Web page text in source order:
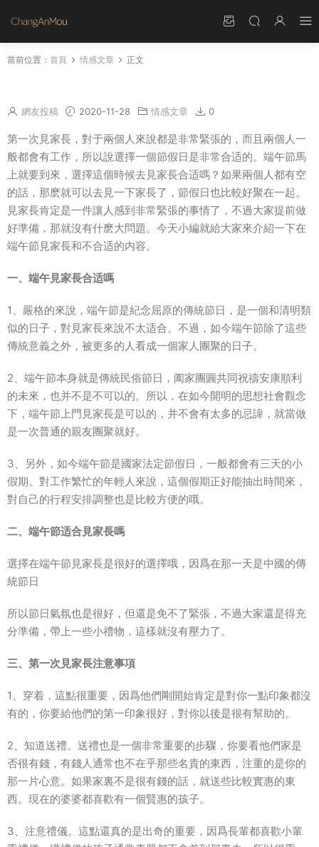
當前位置： 首頁 情感文章 正文
網友投稿 2020-11-28 情感文章 0
第一次見家長，對于兩個人來說都是非常緊張的，而且兩個人一
般都會有工作，所以說選擇一個節假日是非常合适的。端午節馬
上就要到來，選擇這個時候去見家長合适嗎？如果兩個人都有空
的話，那麽就可以去見一下家長了，節假日也比較好聚在一起。
見家長肯定是一件讓人感到非常緊張的事情了，不過大家提前做
好準備，那就沒有什麽大問題。今天小編就給大家來介紹一下在
端午節見家長和不合适的内容。
一、端午見家長合适嗎
1、嚴格的來說，端午節是紀念屈原的傳統節日，是一個和清明類
似的日子，對見家長來說不太适合。不過，如今端午節除了這些
傳統意義之外，被更多的人看成一個家人團聚的日子。
2、端午節本身就是傳統民俗節日，阖家團圓共同祝禱安康順利
的未來，也并不是不可以的。所以，在如今開明的思想社會觀念
下，端午節上門見家長是可以的，并不會有太多的忌諱，就當做
是一次普通的親友團聚就好。
3、另外，如今端午節是國家法定節假日，一般都會有三天的小
假期。對工作繁忙的年輕人來說，這個假期正好能抽出時間來，
對自己的行程安排調整也是比較方便的哦。
二、端午節适合見家長嗎
選擇在端午節見家長是很好的選擇哦，因爲在那一天是中國的傳
統節日
所以節日氣氛也是很好，但還是免不了緊張，不過大家還是得充
分準備，帶上一些小禮物，這樣就沒有壓力了。
三、第一次見家長注意事項
1、穿着，這點很重要，因爲他們剛開始肯定是對你一點印象都沒
有的，你要給他們的第一印象很好，對你以後是很有幫助的。
2、知道送禮。送禮也是一個非常重要的步驟，你要看他們家是
否很有錢，有錢人通常也不在乎那些名貴的東西，注重的是你的
那一片心意。如果家裏不是很有錢的話，就送些比較實惠的東
西。現在的婆婆都喜歡有一個賢惠的孩子。
3、注意禮儀。這點還真的是出奇的重要，因爲長輩都喜歡小輩